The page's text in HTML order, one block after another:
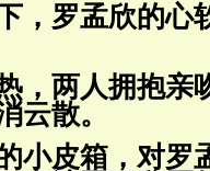
，罗孟欣的心
，两人拥抱亲
云散。
小皮箱，对罗